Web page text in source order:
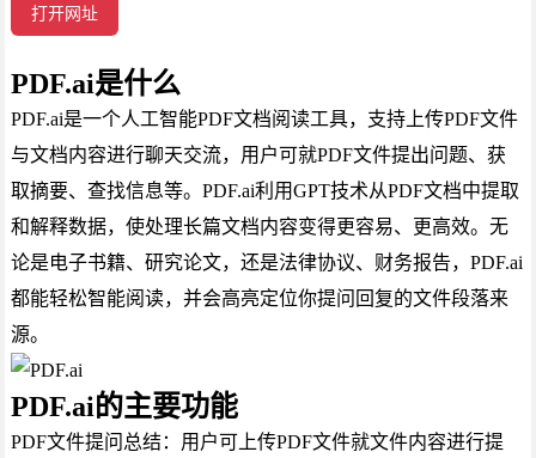
打开网址
PDF.ai是什么
PDF.ai是一个人工智能PDF文档阅读工具，支持上传PDF文件
与文档内容进行聊天交流，用户可就PDF文件提出问题、获
取摘要、查找信息等。PDF.ai利用GPT技术从PDF文档中提取
和解释数据，使处理长篇文档内容变得更容易、更高效。无
论是电子书籍、研究论文，还是法律协议、财务报告，PDF.ai
都能轻松智能阅读，并会高亮定位你提问回复的文件段落来
源。
PDF.ai的主要功能
PDF文件提问总结：用户可上传PDF文件就文件内容进行提